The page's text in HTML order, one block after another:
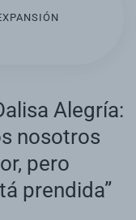
Alegría:
nosotros
pero
prendida”